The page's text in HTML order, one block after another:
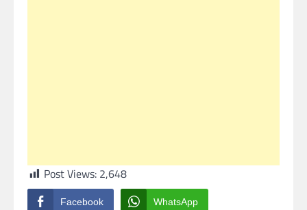
Post Views: 2,648
Facebook WhatsApp